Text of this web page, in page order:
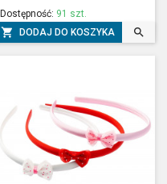
Dostępność: 91 szt.
 DODAJ DO KOSZYKA 